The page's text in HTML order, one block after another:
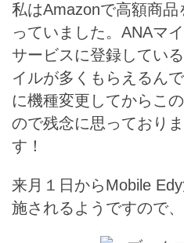
私はAmazonで高額商
っていました。ANAマ
サービスに登録してい
イルが多くもらえるん
に機種変更してからこ
ので残念に思っており
す！
来月１日からMobile
施されるようですので、